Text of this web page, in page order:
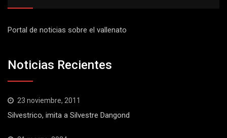
Portal de noticias sobre el vallenato
Noticias Recientes
23 noviembre, 2011
Silvestrico, imita a Silvestre Dangond